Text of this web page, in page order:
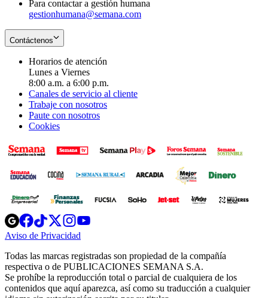
Para contactar a gestión humana
gestionhumana@semana.com
Contáctenos
Horarios de atención
Lunes a Viernes
8:00 a.m. a 6:00 p.m.
Canales de servicio al cliente
Trabaje con nosotros
Paute con nosotros
Cookies
Opens
in
new
Opens
in
new
Opens
in
new
window
Opens
new
windowwindow
Aviso de Privacidad
new
window
Todas las marcas registradas son propiedad de la compañía
respectiva o de PUBLICACIONES SEMANA S.A.
Se prohíbe la reproducción total o parcial de cualquiera de los
contenidos que aquí aparezca, así como su traducción a cualquier